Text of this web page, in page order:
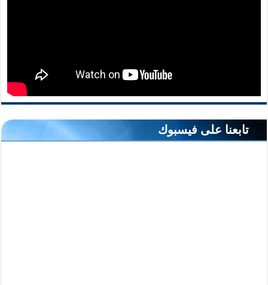
تابعنا على فيسبوك